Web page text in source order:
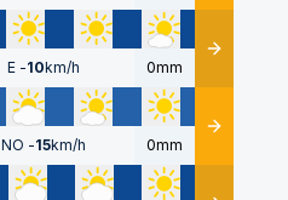
E -10km/h 0mm Détails
NO -15km/h 0mm Détails